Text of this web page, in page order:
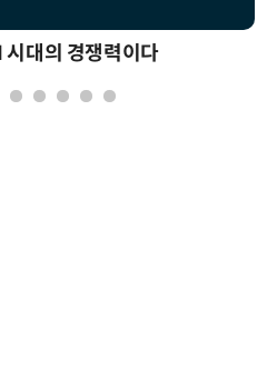
시대의 경쟁력이다